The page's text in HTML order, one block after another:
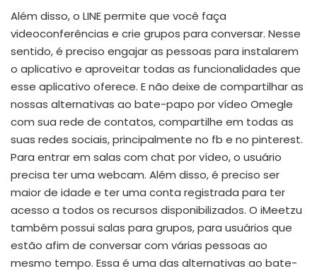
Além disso, o LINE permite que você faça
videoconferências e crie grupos para conversar. Nesse
sentido, é preciso engajar as pessoas para instalarem
o aplicativo e aproveitar todas as funcionalidades que
esse aplicativo oferece. E não deixe de compartilhar as
nossas alternativas ao bate-papo por vídeo Omegle
com sua rede de contatos, compartilhe em todas as
suas redes sociais, principalmente no fb e no pinterest.
Para entrar em salas com chat por vídeo, o usuário
precisa ter uma webcam. Além disso, é preciso ser
maior de idade e ter uma conta registrada para ter
acesso a todos os recursos disponibilizados. O iMeetzu
também possui salas para grupos, para usuários que
estão afim de conversar com várias pessoas ao
mesmo tempo. Essa é uma das alternativas ao bate-